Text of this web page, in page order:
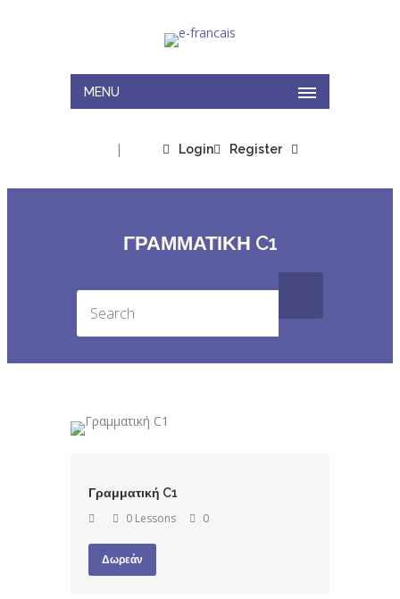
MENU
Login
| Register
ΓΡΑΜΜΑΤΙΚΉ C1
Γραμματική C1
0 Lessons 0
Δωρεάν